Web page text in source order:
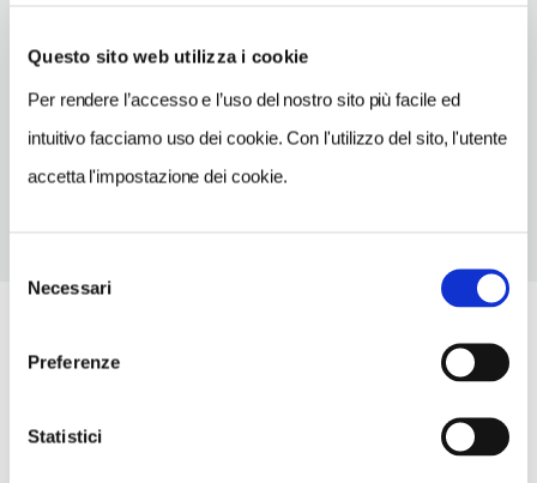
Questo sito web utilizza i cookie
Per rendere l’accesso e l’uso del nostro sito più facile ed
intuitivo facciamo uso dei cookie. Con l'utilizzo del sito, l'utente
accetta l'impostazione dei cookie.
delNecessari
Preferenze
Statistici
Apertura/Chiusura annuale: sempre aperto
ingresso gratuito anche a richiesta